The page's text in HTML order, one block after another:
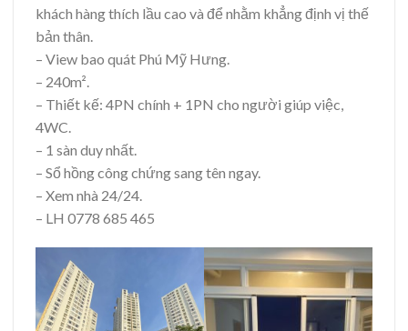
khách hàng thích lầu cao và để nhằm khẳng định vị thế
bản thân.
– View bao quát Phú Mỹ Hưng.
– 240m².
– Thiết kế: 4PN chính + 1PN cho người giúp việc,
4WC.
– 1 sàn duy nhất.
– Sổ hồng công chứng sang tên ngay.
– Xem nhà 24/24.
– LH 0778 685 465